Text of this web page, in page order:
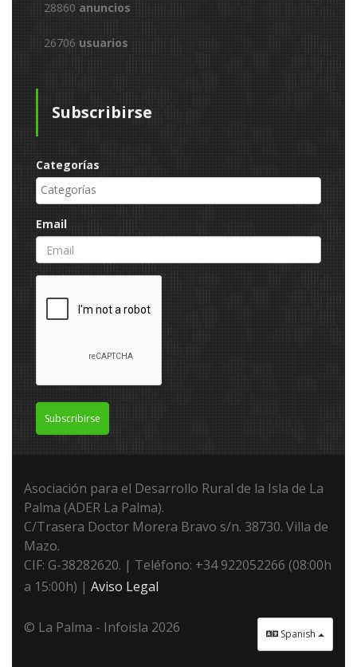
28860 anuncios
26706 usuarios
Subscribirse
Categorías
Email
Subscribirse
Asociación para el Desarrollo Rural de la Isla de La
Palma (ADER La Palma).
C/Trasera Doctor Morera Bravo s/n. 38730. Villa de
Mazo.
CIF: G-38282620. | Teléfono: +34 922052266 (08:00h
a 15:00h) | Aviso Legal
Spanish
© La Palma - Infoisla 2026